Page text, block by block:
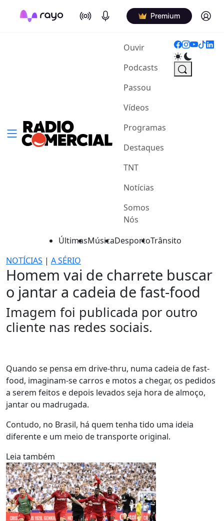
On Air Podcasts Premium Log in
Ouvir(current)
Podcasts
Passou
Vídeos
Programas
Destaques
TNT
Notícias
Somos
Nós
ÚltimasMúsicaDesportoTrânsito
NOTÍCIAS | A SÉRIO
Homem vai de charrete buscar
o jantar a cadeia de fast-food
Imagem foi publicada por outro
cliente nas redes sociais.
Quando se pensa em drive-thru, numa cadeia de fast-
food, imaginam-se carros e motos a chegar, os pedidos
a serem feitos e depois levados seja hora de almoço,
jantar ou madrugada.
Contudo, no Brasil, há quem tenha tido uma ideia
diferente e um meio de transporte original.
Leia também